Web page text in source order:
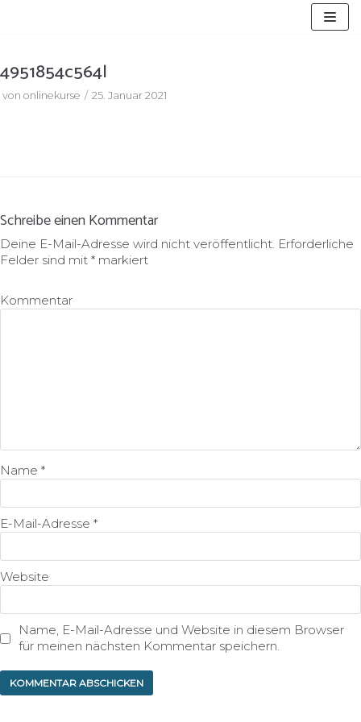
4951854c564l
von onlinekurse 25. Januar 2021
Schreibe einen Kommentar
Deine E-Mail-Adresse wird nicht veröffentlicht. Erforderliche
Felder sind mit * markiert
Kommentar
Name *
E-Mail-Adresse *
Website
Name, E-Mail-Adresse und Website in diesem Browser
für meinen nächsten Kommentar speichern.